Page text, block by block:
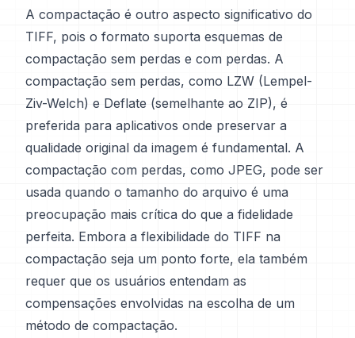
A compactação é outro aspecto significativo do
TIFF, pois o formato suporta esquemas de
compactação sem perdas e com perdas. A
compactação sem perdas, como LZW (Lempel-
Ziv-Welch) e Deflate (semelhante ao ZIP), é
preferida para aplicativos onde preservar a
qualidade original da imagem é fundamental. A
compactação com perdas, como JPEG, pode ser
usada quando o tamanho do arquivo é uma
preocupação mais crítica do que a fidelidade
perfeita. Embora a flexibilidade do TIFF na
compactação seja um ponto forte, ela também
requer que os usuários entendam as
compensações envolvidas na escolha de um
método de compactação.